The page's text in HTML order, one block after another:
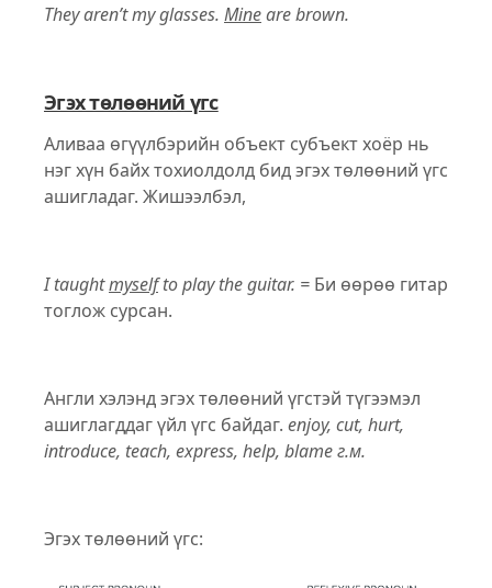
They aren’t my glasses. Mineare brown.
Эгэх төлөөний үгс
Аливаа өгүүлбэрийн объект субъект хоёр нь
нэг хүн байх тохиолдолд бид эгэх төлөөний үгс
ашигладаг. Жишээлбэл,
I taughtmyselfto play the guitar. = Би өөрөө гитар
тоглож сурсан.
Англи хэлэнд эгэх төлөөний үгстэй түгээмэл
ашиглагддаг үйл үгс байдаг. enjoy, cut, hurt,
introduce, teach, express, help, blame г.м.
Эгэх төлөөний үгс: